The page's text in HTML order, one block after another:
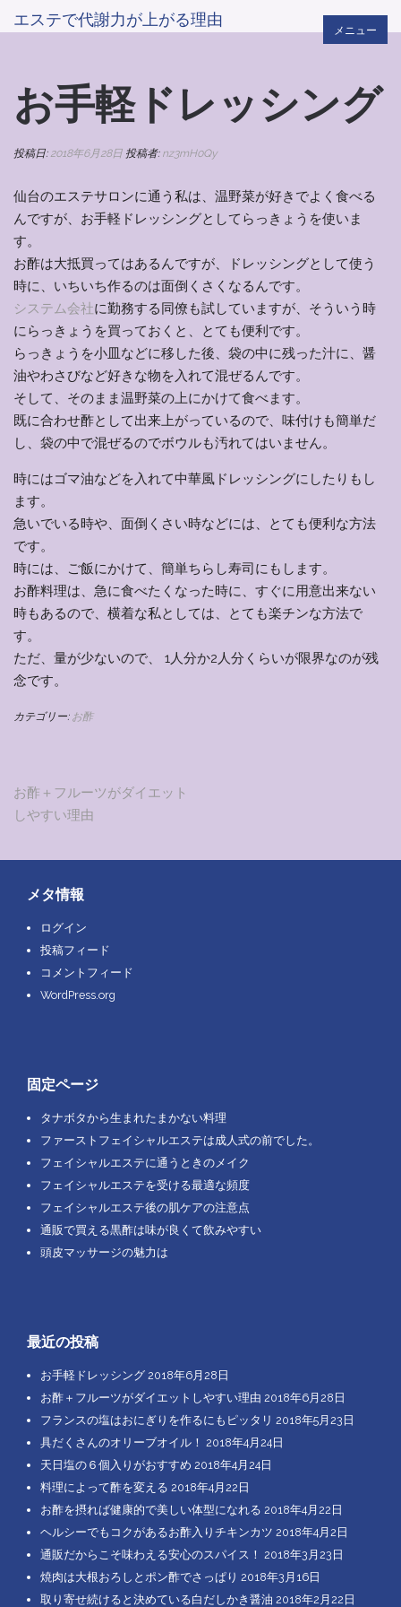
エステで代謝力が上がる理由
メニュー
お手軽ドレッシング
投稿日: 2018年6月28日 投稿者: nz3mH0Qy
仙台のエステサロンに通う私は、温野菜が好きでよく食べる
んですが、お手軽ドレッシングとしてらっきょうを使いま
す。
お酢は大抵買ってはあるんですが、ドレッシングとして使う
時に、いちいち作るのは面倒くさくなるんです。
システム会社に勤務する同僚も試していますが、そういう時
にらっきょうを買っておくと、とても便利です。
らっきょうを小皿などに移した後、袋の中に残った汁に、醤
油やわさびなど好きな物を入れて混ぜるんです。
そして、そのまま温野菜の上にかけて食べます。
既に合わせ酢として出来上がっているので、味付けも簡単だ
し、袋の中で混ぜるのでボウルも汚れてはいません。
時にはゴマ油などを入れて中華風ドレッシングにしたりもし
ます。
急いでいる時や、面倒くさい時などには、とても便利な方法
です。
時には、ご飯にかけて、簡単ちらし寿司にもします。
お酢料理は、急に食べたくなった時に、すぐに用意出来ない
時もあるので、横着な私としては、とても楽チンな方法で
す。
ただ、量が少ないので、 1人分か2人分くらいが限界なのが残
念です。
カテゴリー: お酢
投
稿
ナ
ビ
ゲ
ー
シ
ン
お酢＋フルーツがダイエット
しやすい理由
メタ情報
ログイン
投稿フィード
コメントフィード
WordPress.org
固定ページ
タナボタから生まれたまかない料理
ファーストフェイシャルエステは成人式の前でした。
フェイシャルエステに通うときのメイク
フェイシャルエステを受ける最適な頻度
フェイシャルエステ後の肌ケアの注意点
通販で買える黒酢は味が良くて飲みやすい
頭皮マッサージの魅力は
最近の投稿
お手軽ドレッシング 2018年6月28日
お酢＋フルーツがダイエットしやすい理由 2018年6月28日
フランスの塩はおにぎりを作るにもピッタリ 2018年5月23日
具だくさんのオリーブオイル！ 2018年4月24日
天日塩の６個入りがおすすめ 2018年4月24日
料理によって酢を変える 2018年4月22日
お酢を摂れば健康的で美しい体型になれる 2018年4月22日
ヘルシーでもコクがあるお酢入りチキンカツ 2018年4月2日
通販だからこそ味わえる安心のスパイス！ 2018年3月23日
焼肉は大根おろしとポン酢でさっぱり 2018年3月16日
取り寄せ続けると決めている白だしかき醤油 2018年2月22日